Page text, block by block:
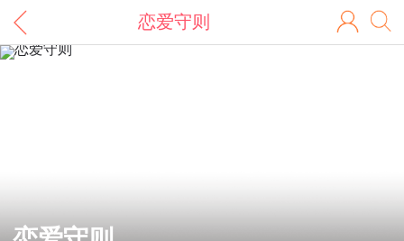
恋爱守则